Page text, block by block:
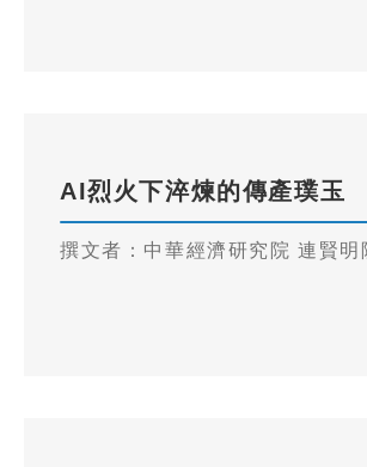
AI烈火下淬煉的傳產璞玉
撰文者：中華經濟研究院 連賢明